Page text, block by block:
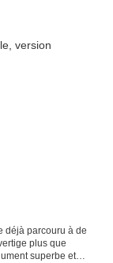
déjà parcouru à de
plus que
superbe et